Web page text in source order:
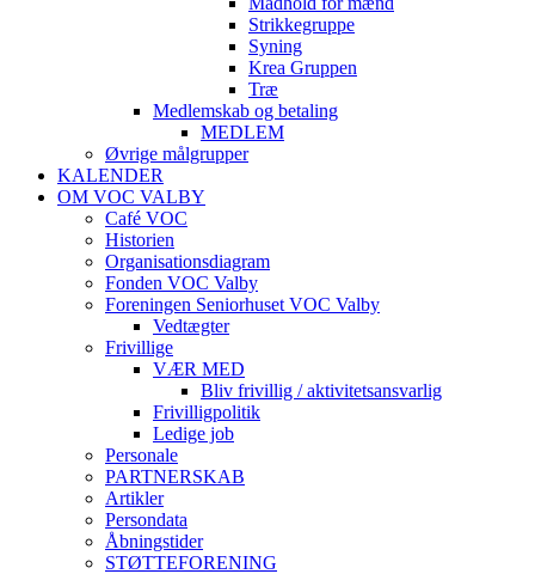
Strikkegruppe
Syning
Krea Gruppen
Træ
Medlemskab og betaling
MEDLEM
Øvrige målgrupper
KALENDER
OM VOC VALBY
Café VOC
Historien
Organisationsdiagram
Fonden VOC Valby
Foreningen Seniorhuset VOC Valby
Vedtægter
Frivillige
VÆR MED
Bliv frivillig / aktivitetsansvarlig
Frivilligpolitik
Ledige job
Personale
PARTNERSKAB
Artikler
Persondata
Åbningstider
STØTTEFORENING